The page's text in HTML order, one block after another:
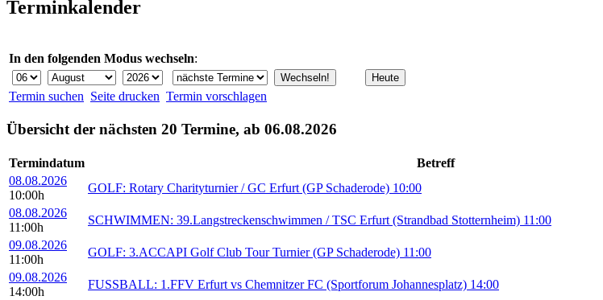
Terminkalender
In den folgenden Modus wechseln:
Termin suchen Seite drucken Termin vorschlagen
Übersicht der nächsten 20 Termine, ab 06.08.2026
Termindatum
Betreff
08.08.2026
10:00h
GOLF: Rotary Charityturnier / GC Erfurt (GP Schaderode) 10:00
08.08.2026
11:00h
SCHWIMMEN: 39.Langstreckenschwimmen / TSC Erfurt (Strandbad Stotternheim) 11:00
09.08.2026
11:00h
GOLF: 3.ACCAPI Golf Club Tour Turnier (GP Schaderode) 11:00
09.08.2026
14:00h
FUSSBALL: 1.FFV Erfurt vs Chemnitzer FC (Sportforum Johannesplatz) 14:00